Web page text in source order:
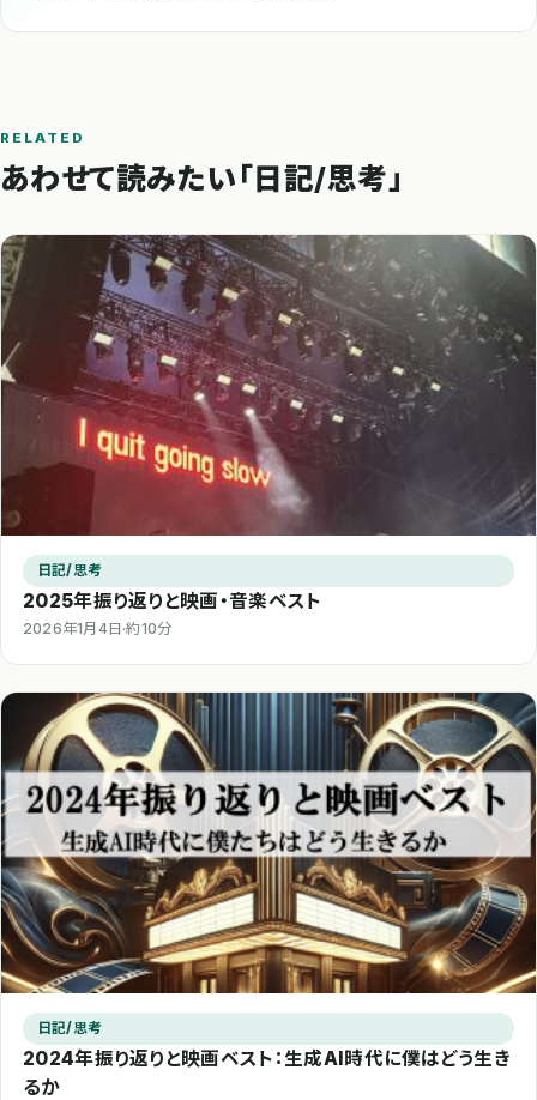
RELATED
あわせて読みたい「日記/思考」
日記/思考
2025年振り返りと映画・音楽ベスト
2026年1月4日 ·約10分
日記/思考
2024年振り返りと映画ベスト：生成AI時代に僕はどう生き
るか